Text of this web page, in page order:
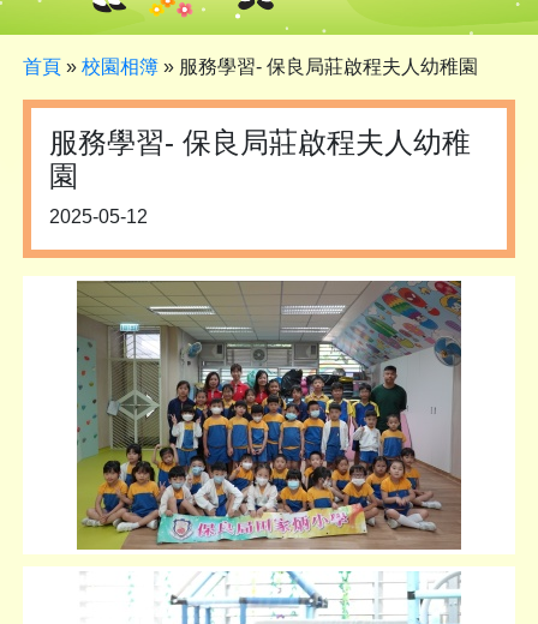
首頁 » 校園相簿 » 服務學習- 保良局莊啟程夫人幼稚園
服務學習- 保良局莊啟程夫人幼稚
園
2025-05-12